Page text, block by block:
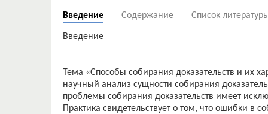
Введение Содержание Список
Введение
Тема «Способы собирания доказательств и их
научный анализ сущности собирания
проблемы собирания доказательств имеет
Практика свидетельствует о том, что ошибки в